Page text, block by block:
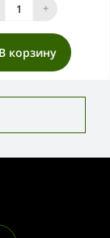
+
В корзину